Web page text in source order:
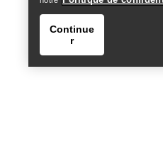
Continue
r